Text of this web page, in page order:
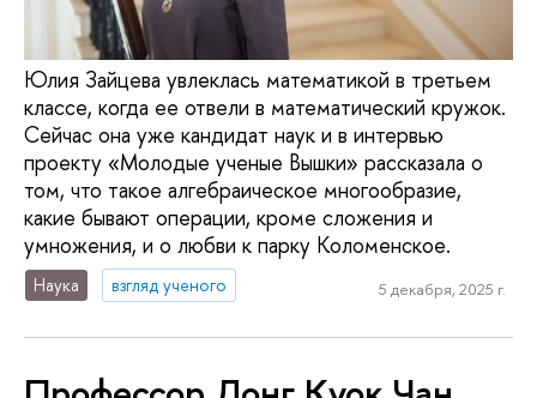
Юлия Зайцева увлеклась математикой в третьем
классе, когда ее отвели в математический кружок.
Сейчас она уже кандидат наук и в интервью
проекту «Молодые ученые Вышки» рассказала о
том, что такое алгебраическое многообразие,
какие бывают операции, кроме сложения и
умножения, и о любви к парку Коломенское.
Наука взгляд ученого 5 декабря, 2025 г.